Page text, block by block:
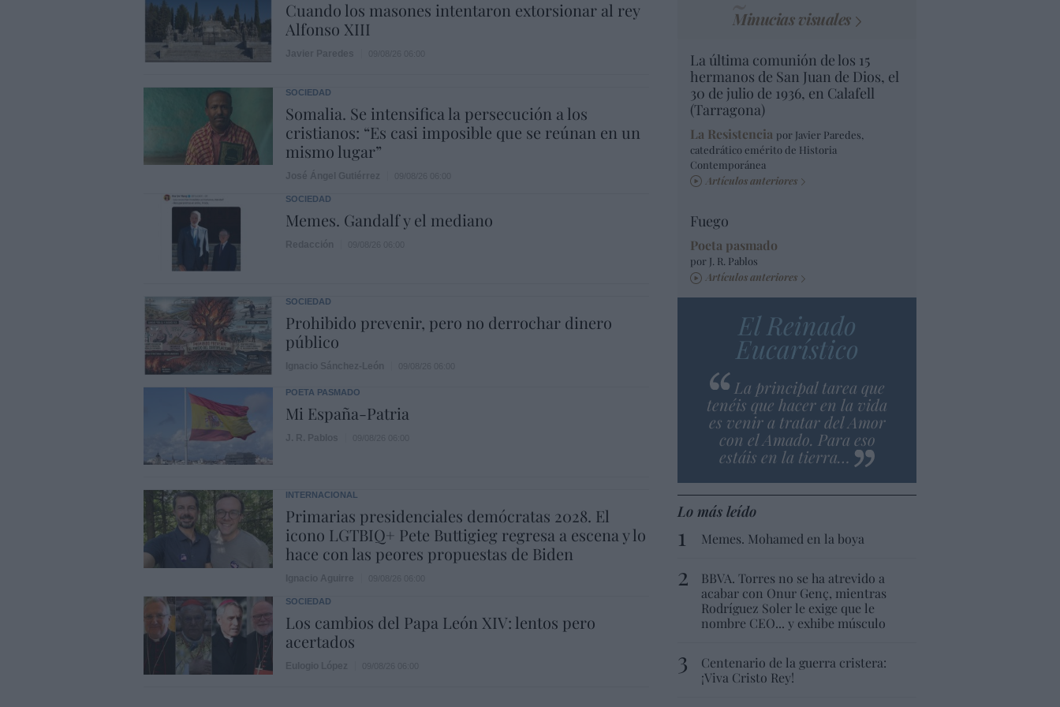
Cuando los masones intentaron extorsionar al rey
Alfonso XIII
SOCIEDAD
Somalia. Se intensifica la persecución a los
cristianos: “Es casi imposible que se reúnan en un
mismo lugar”
SOCIEDAD
Memes. Gandalf y el mediano
SOCIEDAD
Prohibido prevenir, pero no derrochar dinero
público
POETA PASMADO
Mi España-Patria
INTERNACIONAL
Primarias presidenciales demócratas 2028. El
icono LGTBIQ+ Pete Buttigieg regresa a escena y lo
hace con las peores propuestas de Biden
SOCIEDAD
Los cambios del Papa León XIV: lentos pero
acertados
Minucias visuales
La última comunión de los 15
hermanos de San Juan de Dios, el
30 de julio de 1936, en Calafell
(Tarragona)
La Resistencia por Javier Paredes,
catedrático emérito de Historia
Contemporánea
Artículos anteriores
Fuego
Poeta pasmado
por J. R. Pablos
Artículos anteriores
El Reinado
Eucarístico
La principal tarea que
tenéis que hacer en la vida
es venir a tratar del Amor
con el Amado. Para eso
estáis en la tierra…
Lo más leído
Memes. Mohamed en la boya
BBVA. Torres no se ha atrevido a
acabar con Onur Genç, mientras
Rodríguez Soler le exige que le
nombre CEO... y exhibe músculo
Centenario de la guerra cristera:
¡Viva Cristo Rey!